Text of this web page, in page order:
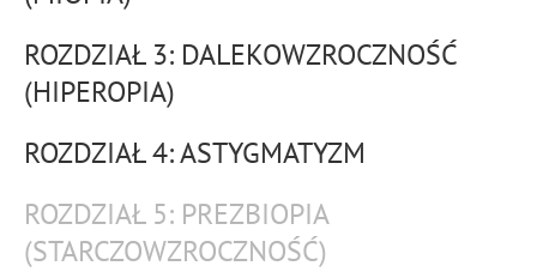
ROZDZIAŁ 3: DALEKOWZROCZNOŚĆ
(HIPEROPIA)
ROZDZIAŁ 4: ASTYGMATYZM
ROZDZIAŁ 5: PREZBIOPIA
(STARCZOWZROCZNOŚĆ)